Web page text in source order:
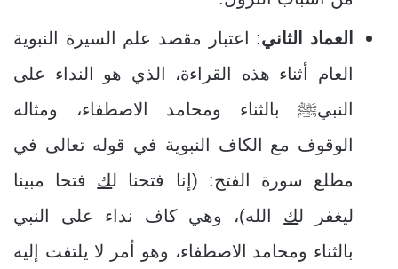
العماد الثاني: اعتبار مقصد علم السيرة النبوية
العام أثناء هذه القراءة، الذي هو النداء على
النبيﷺ بالثناء ومحامد الاصطفاء، ومثاله
الوقوف مع الكاف النبوية في قوله تعالى في
مطلع سورة الفتح: (إنا فتحنا لك فتحا مبينا
ليغفر لك الله)، وهي كاف نداء على النبي
بالثناء ومحامد الاصطفاء، وهو أمر لا يلتفت إليه